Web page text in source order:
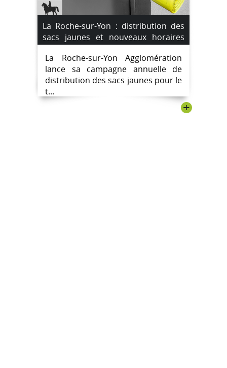
La Roche-sur-Yon : distribution des
sacs jaunes et nouveaux horaires
des déchèteries
La Roche-sur-Yon Agglomération
lance sa campagne annuelle de
distribution des sacs jaunes pour le
t...
+